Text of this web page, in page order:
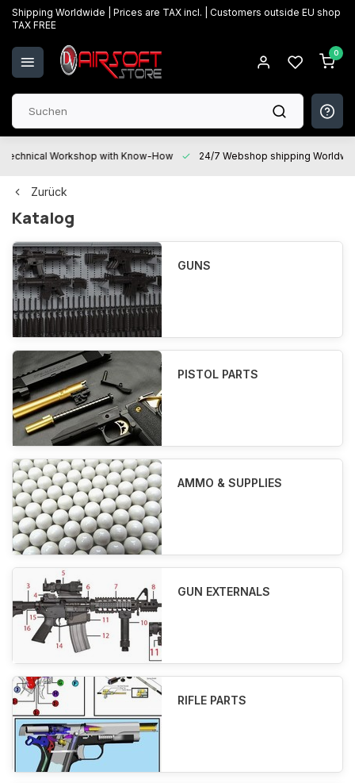
Shipping Worldwide | Prices are TAX incl. | Customers outside EU shop
TAX FREE
0
Technical Workshop with Know-How 24/7 Webshop shipping
Zurück
Katalog
GUNS
PISTOL PARTS
AMMO & SUPPLIES
GUN EXTERNALS
RIFLE PARTS